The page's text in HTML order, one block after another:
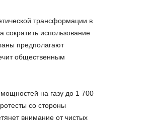
трансформации в
использование
предполагают
общественным
на газу до 1 700
со стороны
внимание от чистых